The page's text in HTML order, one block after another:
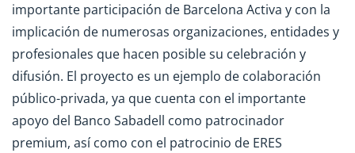
importante participación de Barcelona Activa y con la
implicación de numerosas organizaciones, entidades y
profesionales que hacen posible su celebración y
difusión. El proyecto es un ejemplo de colaboración
público-privada, ya que cuenta con el importante
apoyo del Banco Sabadell como patrocinador
premium, así como con el patrocinio de ERES